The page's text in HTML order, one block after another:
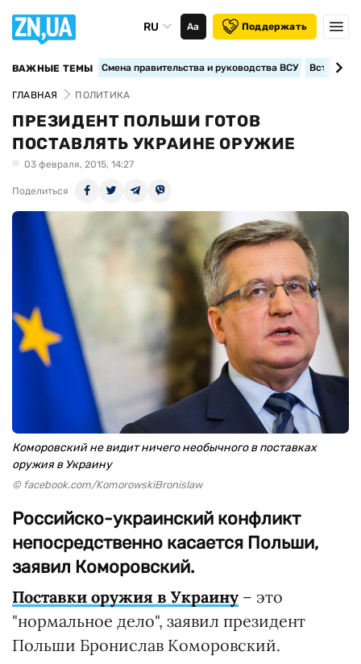
RU Аа Поддержать
ВАЖНЫЕ ТЕМЫ Смена правительства и руководства ВСУ
ГЛАВНАЯ ПОЛИТИКА
ПРЕЗИДЕНТ ПОЛЬШИ ГОТОВ
ПОСТАВЛЯТЬ УКРАИНЕ ОРУЖИЕ
03 февраля, 2015, 14:27
Поделиться
Коморовский не видит ничего необычного в поставках
оружия в Украину
© facebook.com/KomorowskiBronislaw
Российско-украинский конфликт
непосредственно касается Польши,
заявил Коморовский.
Поставки оружия в Украину – это
"нормальное дело", заявил президент
Польши Бронислав Коморовский.